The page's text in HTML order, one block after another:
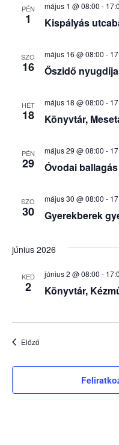
PÉN
1 Kispályás
május 1 @ 08:00 -
SZO
16 Őszidő
május 16 @ 08:00 -
HÉT
18 Könyvtár,
május 18 @ 08:00 -
PÉN
29 Óvodai ballagás
május 29 @ 08:00 -
SZO
30 Gyerekberek
május 30 @ 08:00 -
június 2026
KED
2 Könyvtár,
június 2 @ 08:00 -
ElőzőEsemények